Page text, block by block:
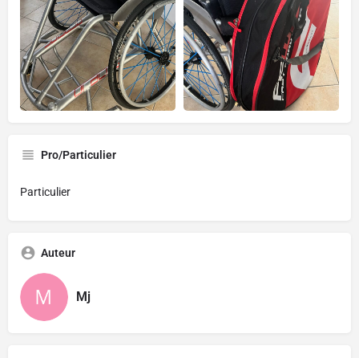
Pro/Particulier
Particulier
Auteur
Mj